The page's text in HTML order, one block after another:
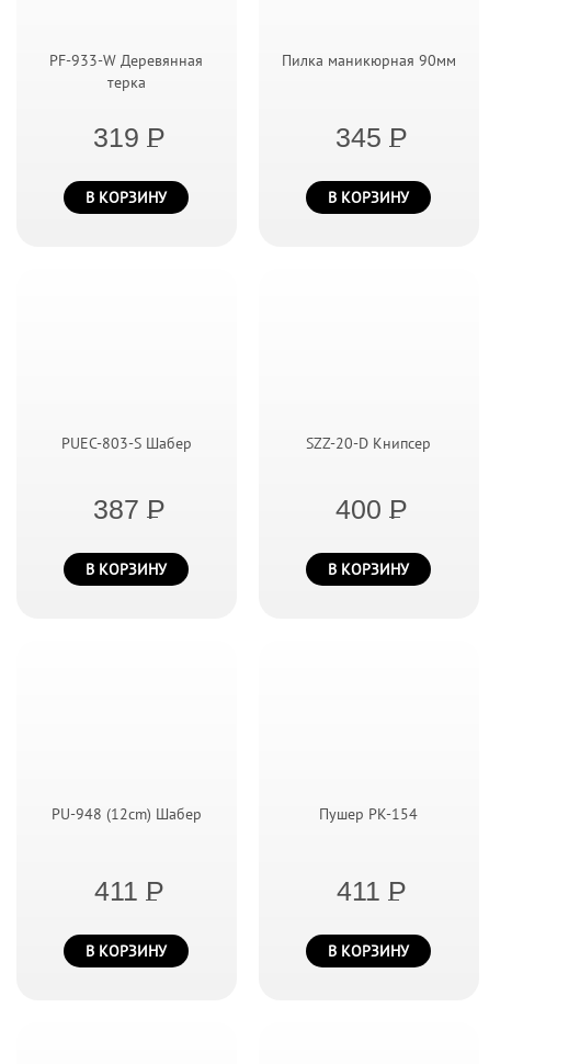
PF-933-W Деревянная
терка
319 P
В КОРЗИНУ
Пилка маникюрная 90мм
345 P
В КОРЗИНУ
PUEC-803-S Шабер
387 P
В КОРЗИНУ
SZZ-20-D Книпсер
400 P
В КОРЗИНУ
PU-948 (12cm) Шабер
411 P
В КОРЗИНУ
Пушер PK-154
411 P
В КОРЗИНУ